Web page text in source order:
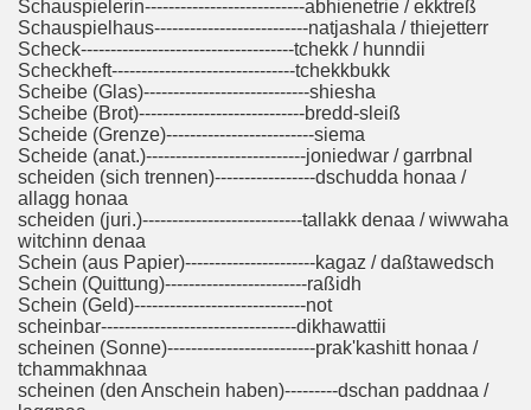
Schauspielerin---------------------------abhienetrie / ekktreß
Schauspielhaus--------------------------natjashala / thiejetterr
Scheck------------------------------------tchekk / hunndii
Scheckheft-------------------------------tchekkbukk
Scheibe (Glas)----------------------------shiesha
Scheibe (Brot)----------------------------bredd-sleiß
Scheide (Grenze)-------------------------siema
Scheide (anat.)---------------------------joniedwar / garrbnal
scheiden (sich trennen)-----------------dschudda honaa /
allagg honaa
scheiden (juri.)---------------------------tallakk denaa / wiwwaha
witchinn denaa
Schein (aus Papier)----------------------kagaz / daßtawedsch
Schein (Quittung)------------------------raßidh
Schein (Geld)-----------------------------not
scheinbar---------------------------------dikhawattii
scheinen (Sonne)-------------------------prak'kashitt honaa /
tchammakhnaa
scheinen (den Anschein haben)---------dschan paddnaa /